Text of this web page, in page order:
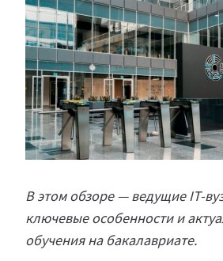
В этом обзоре — ведущие IT-
ключевые особенности и
обучения на бакалавриате.